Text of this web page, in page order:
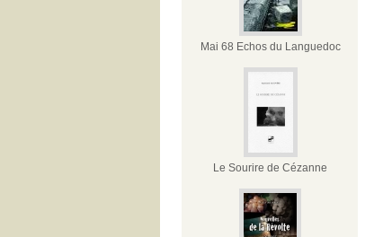
Mai 68 Echos du Languedoc
Le Sourire de Cézanne